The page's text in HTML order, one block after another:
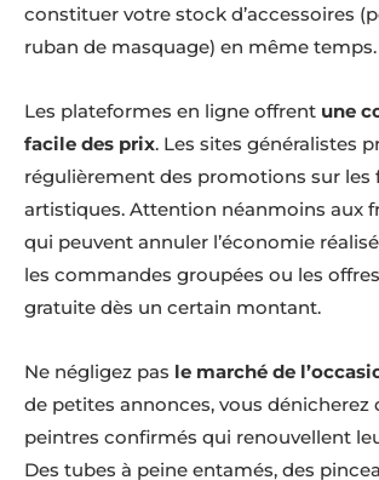
constituer votre stock d’accessoires
ruban de masquage) en même temps.
Les plateformes en ligne offrent une
facile des prix. Les sites généralistes
régulièrement des promotions sur les
artistiques. Attention néanmoins aux
qui peuvent annuler l’économie
les commandes groupées ou les
gratuite dès un certain montant.
Ne négligez pas le marché de
de petites annonces, vous dénicherez
peintres confirmés qui renouvellent
Des tubes à peine entamés, des